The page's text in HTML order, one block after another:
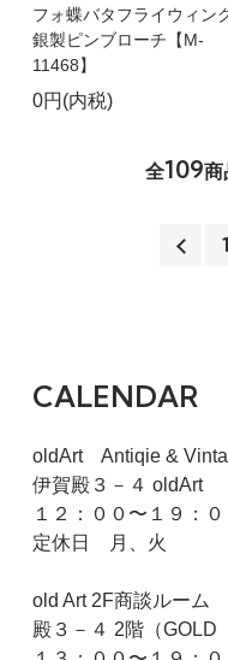
フォ蝶バタフライウィン
銀製ピンブローチ【M-
11468】
0円(内税)
全109商
1
CALENDAR
oldArt Antiqie &
伊賀殿３－４ oldArt
１２：００〜１９：
定休日 月、火
old Art 2F商談ルーム
殿３－４ 2階（GOLD